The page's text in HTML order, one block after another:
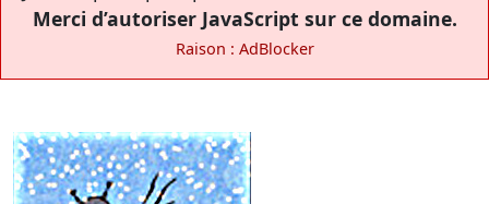
Merci d’autoriser JavaScript sur ce domaine.
Raison : AdBlocker